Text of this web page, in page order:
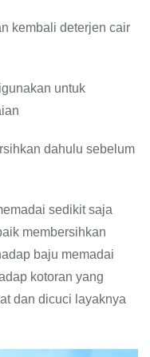
kembali deterjen cair
untuk
dahulu sebelum
sedikit saja
membersihkan
baju memadai
kotoran yang
dan dicuci layaknya